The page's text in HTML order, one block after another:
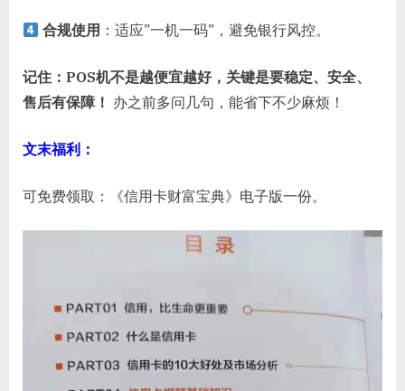
合规使用 ：适应”一机一码”，避免银行风控。
记住：POS机不是越便宜越好，关键是要稳定、安全、
售后有保障！ 办之前多问几句，能省下不少麻烦！
文末福利：
可免费领取：《信用卡财富宝典》电子版一份。